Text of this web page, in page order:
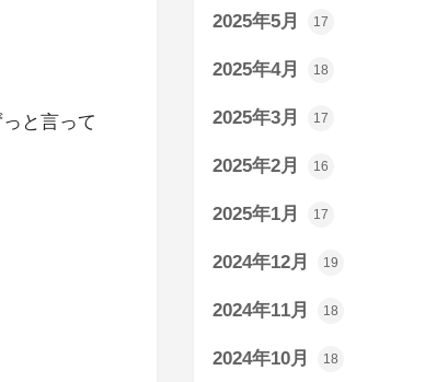
と言って
2025年5月 17
2025年4月 18
2025年3月 17
2025年2月 16
2025年1月 17
2024年12月 19
2024年11月 18
2024年10月 18